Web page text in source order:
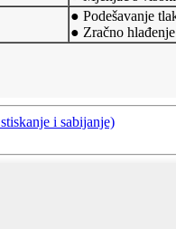
● Podešavanje
● Zračno hlađenje
i sabijanje)